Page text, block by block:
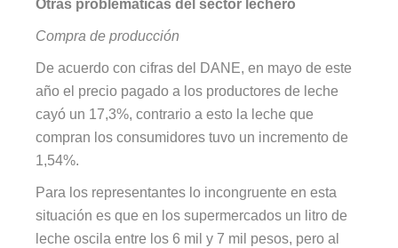
Otras problemáticas del sector lechero
Compra de producción
De acuerdo con cifras del DANE, en mayo de este
año el precio pagado a los productores de leche
cayó un 17,3%, contrario a esto la leche que
compran los consumidores tuvo un incremento de
1,54%.
Para los representantes lo incongruente en esta
situación es que en los supermercados un litro de
leche oscila entre los 6 mil y 7 mil pesos, pero al